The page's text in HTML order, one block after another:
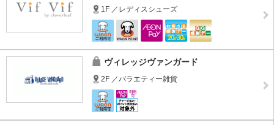
1F ／レディスシューズ
ヴィレッジヴァンガード
2F ／バラエティー雑貨